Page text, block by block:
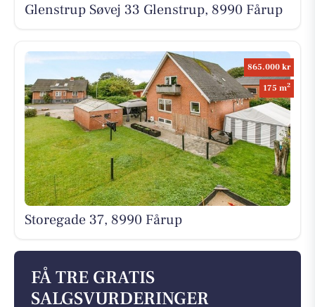
Glenstrup Søvej 33 Glenstrup, 8990 Fårup
865.000 kr
175 m2
Storegade 37, 8990 Fårup
FÅ TRE GRATIS
SALGSVURDERINGER